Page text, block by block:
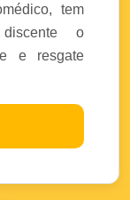
tem
o
e resgate